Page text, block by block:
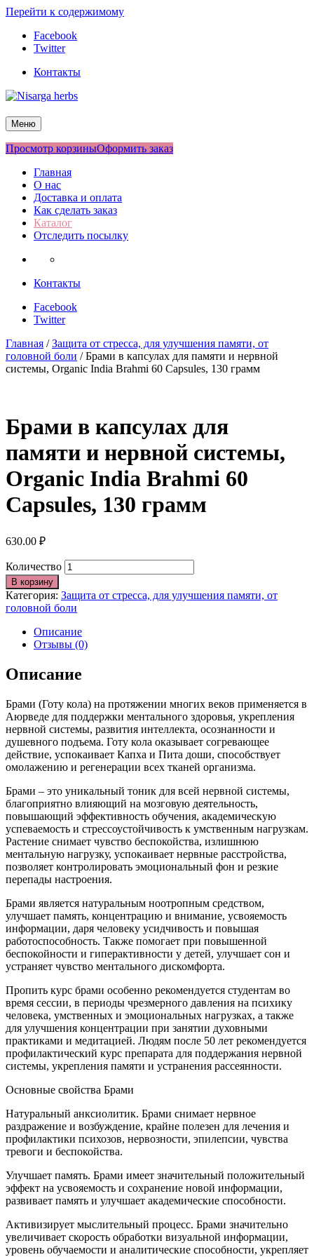
Перейти к содержимому
Facebook
Twitter
Контакты
Nisarga herbs
Меню
Просмотр корзиныОформить заказ
Главная
О нас
Доставка и оплата
Как сделать заказ
Каталог
Отследить посылку
Контакты
Facebook
Twitter
Главная /Защита от стресса, для улучшения памяти, от
головной боли / Брами в капсулах для памяти и нервной
системы, Organic India Brahmi 60 Capsules, 130 грамм
Брами в капсулах для
памяти и нервной системы,
Organic India Brahmi 60
Capsules, 130 грамм
630.00 ₽
Количество
В корзину
Категория: Защита от стресса, для улучшения памяти, от
головной боли
Описание
Отзывы (0)
Описание
Брами (Готу кола) на протяжении многих веков применяется в
Аюрведе для поддержки ментального здоровья, укрепления
нервной системы, развития интеллекта, осознанности и
душевного подъема. Готу кола оказывает согревающее
действие, успокаивает Капха и Пита доши, способствует
омолажению и регенерации всех тканей организма.
Брами – это уникальный тоник для всей нервной системы,
благоприятно влияющий на мозговую деятельность,
повышающий эффективность обучения, академическую
успеваемость и стрессоустойчивость к умственным нагрузкам.
Растение снимает чувство беспокойства, излишнюю
ментальную нагрузку, успокаивает нервные расстройства,
позволяет контролировать эмоциональный фон и резкие
перепады настроения.
Брами является натуральным ноотропным средством,
улучшает память, концентрацию и внимание, усвояемость
информации, даря человеку усидчивость и повышая
работоспособность. Также помогает при повышенной
беспокойности и гиперактивности у детей, улучшает сон и
устраняет чувство ментального дискомфорта.
Пропить курс брами особенно рекомендуется студентам во
время сессии, в периоды чрезмерного давления на психику
человека, умственных и эмоциональных нагрузках, а также
для улучшения концентрации при занятии духовными
практиками и медитацией. Людям после 50 лет рекомендуется
профилактический курс препарата для поддержания нервной
системы, укрепления памяти и устранения рассеянности.
Основные свойства Брами
Натуральный анксиолитик. Брами снимает нервное
раздражение и возбуждение, крайне полезен для лечения и
профилактики психозов, нервозности, эпилепсии, чувства
тревоги и беспокойства.
Улучшает память. Брами имеет значительный положительный
эффект на усвояемость и сохранение новой информации,
развивает память и улучшает академические способности.
Активизирует мыслительный процесс. Брами значительно
увеличивает скорость обработки визуальной информации,
уровень обучаемости и аналитические способности, укрепляет